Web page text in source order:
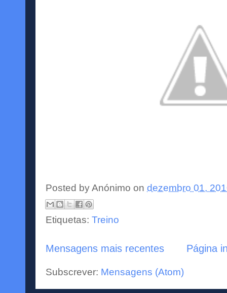
Posted byAnónimo on dezembro 01,
Etiquetas: Treino
Mensagens mais recentes Página
Subscrever: Mensagens (Atom)